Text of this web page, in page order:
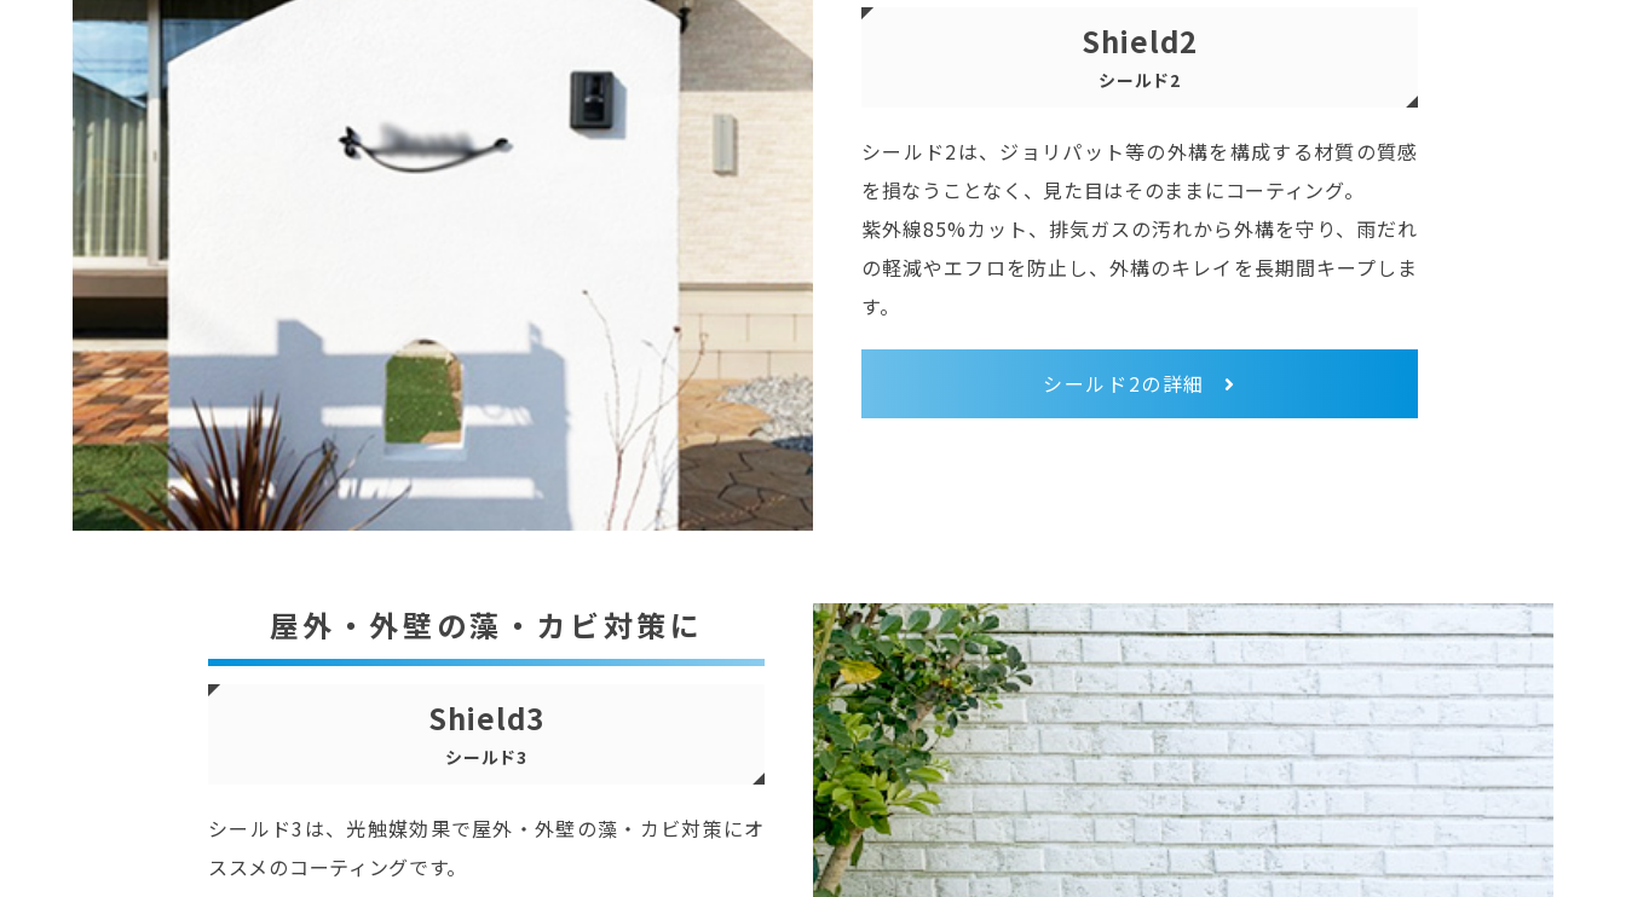
Shield2
シールド2
シールド2は、ジョリパット等の外構を構成する材質の質感
を損なうことなく、見た目はそのままにコーティング。
紫外線85%カット、排気ガスの汚れから外構を守り、雨だれ
の軽減やエフロを防止し、外構のキレイを長期間キープしま
す。
シールド2の詳細
屋外・外壁の藻・カビ対策に
Shield3
シールド3
シールド3は、光触媒効果で屋外・外壁の藻・カビ対策にオ
ススメのコーティングです。